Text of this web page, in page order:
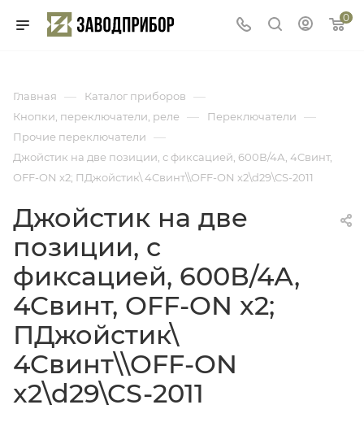
0
Главная — Каталог приборов —
Кнопки, переключатели, реле — Переключатели —
Прочие переключатели —
Джойстик на две позиции, с фиксацией, 600В/4А, 4Cвинт,
OFF-ON x2; ПДжойстик\ 4Cвинт\\OFF-ON x2\d29\CS-2011
Джойстик на две
позиции, с
фиксацией, 600В/4А,
4Cвинт, OFF-ON x2;
ПДжойстик\
4Cвинт\\OFF-ON
x2\d29\CS-2011